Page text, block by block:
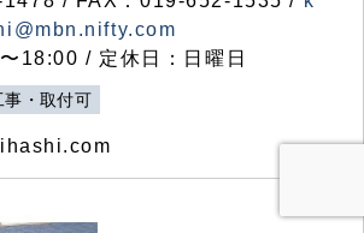
18:00 / 定休日：日曜日
事・取付可